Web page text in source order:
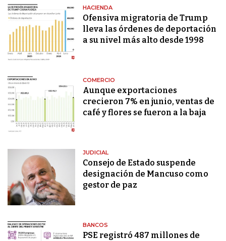
HACIENDA
Ofensiva migratoria de Trump
lleva las órdenes de deportación
a su nivel más alto desde 1998
COMERCIO
Aunque exportaciones
crecieron 7% en junio, ventas de
café y flores se fueron a la baja
JUDICIAL
Consejo de Estado suspende
designación de Mancuso como
gestor de paz
BANCOS
PSE registró 487 millones de